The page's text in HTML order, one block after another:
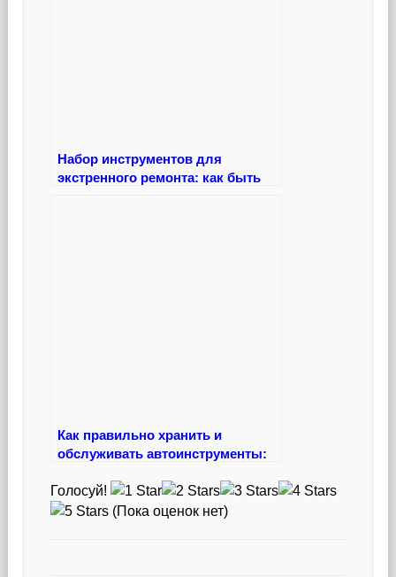
Набор инструментов для
экстренного ремонта: как быть
Как правильно хранить и
обслуживать автоинструменты:
реально работает
Голосуй!
(Пока оценок нет)